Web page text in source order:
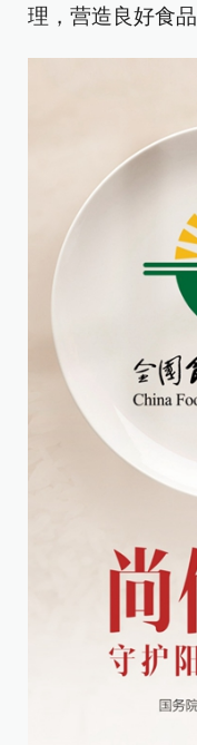
理，营造良好食品